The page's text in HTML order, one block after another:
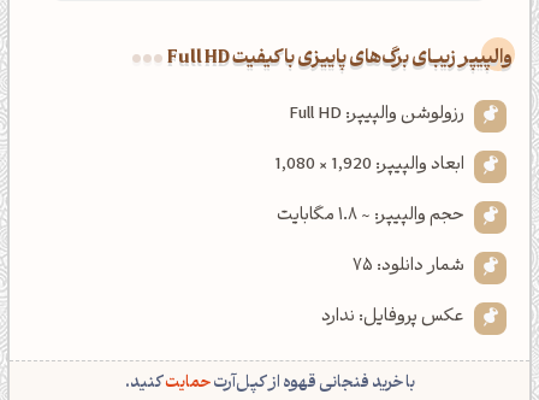
والپیپر زیبای برگ‌های پاییزی با کیفیت Full HD
رزولوشن والپیپر: Full HD
ابعاد والپیپر: 1,920 × 1,080
حجم والپیپر: ~ 1.8 مگابایت
شمار دانلود: 75
عکس پروفایل: ندارد
با خرید فنجانی قهوه از کپل‌آرتحمایتکنید.